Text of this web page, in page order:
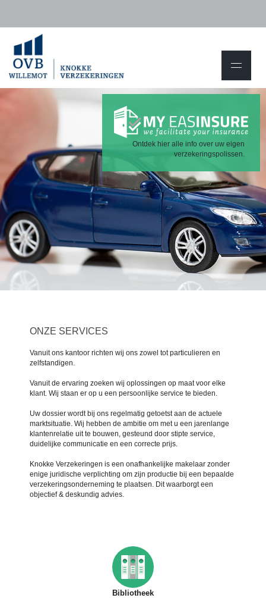
Ontdek hier alle info over uw eigen
verzekeringspolissen.
ONZE SERVICES
Vanuit ons kantoor richten wij ons zowel tot particulieren en
zelfstandigen.
Vanuit de ervaring zoeken wij oplossingen op maat voor elke
klant. Wij staan er op u een persoonlijke service te bieden.
Uw dossier wordt bij ons regelmatig getoetst aan de actuele
marktsituatie. Wij hebben de ambitie om met u een jarenlange
klantenrelatie uit te bouwen, gesteund door stipte service,
duidelijke communicatie en een correcte prijs.
Knokke Verzekeringen is een onafhankelijke makelaar zonder
enige juridische verplichting om zijn productie bij een bepaalde
verzekeringsonderneming te plaatsen. Dit waarborgt een
objectief & deskundig advies.
Bibliotheek